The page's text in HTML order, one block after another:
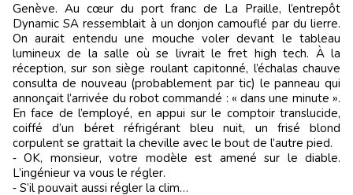
Genève. Au cœur du port franc de La Praille, l’entrepôt
Dynamic SA ressemblait à un donjon camouflé par du lierre.
On aurait entendu une mouche voler devant le tableau
lumineux de la salle où se livrait le fret high tech. À la
réception, sur son siège roulant capitonné, l’échalas chauve
consulta de nouveau (probablement par tic) le panneau qui
annonçait l’arrivée du robot commandé : « dans une minute ».
En face de l’employé, en appui sur le comptoir translucide,
coiffé d’un béret réfrigérant bleu nuit, un frisé blond
corpulent se grattait la cheville avec le bout de l’autre pied.
‑ OK, monsieur, votre modèle est amené sur le diable.
L’ingénieur va vous le régler.
‑ S’il pouvait aussi régler la clim…